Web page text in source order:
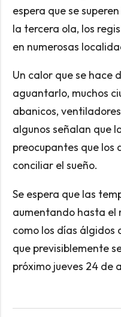
espera que se
la tercera ola, los
en numerosas
Un calor que se hace
aguantarlo, muchos
abanicos,
algunos señalan que
preocupantes que los
conciliar el sueño.
Se espera que las
aumentando hasta el
como los días
que previsiblemente
próximo jueves 24 de